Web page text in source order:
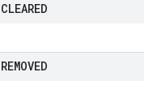
CLEARED
REMOVED